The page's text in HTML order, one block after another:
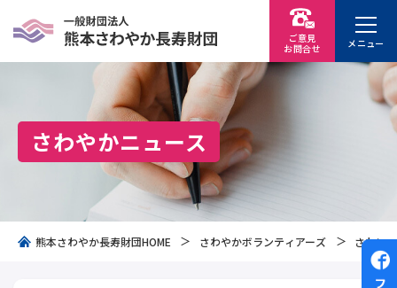
メニュー
ご意見
お問合せ
さわやかニュース
熊本さわやか長寿財団HOME さわやかボランティアーズ さわや